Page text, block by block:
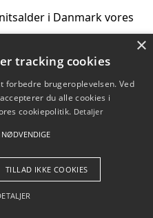
i Danmark vores
påvirker vores
Betingelser
×
tracking cookies
forbedre brugeroplevelsen. Ved
du alle cookies i
cookiepolitik. Detaljer
NØDVENDIGE
TILLAD IKKE COOKIES